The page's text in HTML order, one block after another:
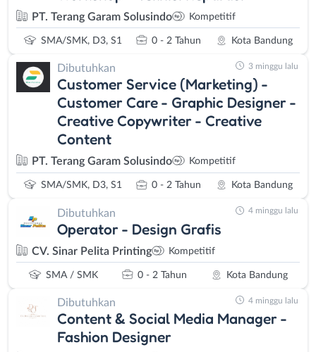
PT. Terang Garam Solusindo Kompetitif
SMA/SMK, D3, S1 0 - 2 Tahun Kota Bandung
Dibutuhkan
Customer Service (Marketing) -
Customer Care - Graphic Designer -
Creative Copywriter - Creative
Content
PT. Terang Garam Solusindo Kompetitif
SMA/SMK, D3, S1 0 - 2 Tahun Kota Bandung
3 minggu lalu
Dibutuhkan
Operator - Design Grafis
CV. Sinar Pelita Printing Kompetitif
SMA / SMK 0 - 2 Tahun Kota Bandung
4 minggu lalu
Dibutuhkan
Content & Social Media Manager -
Fashion Designer
4 minggu lalu